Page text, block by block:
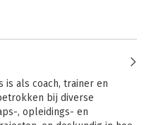
en houden. Omdat
is gedurende het hele
Werkvormenboek 1
Annemarieke
is als coach, trainer en
bij diverse
, opleidings- en